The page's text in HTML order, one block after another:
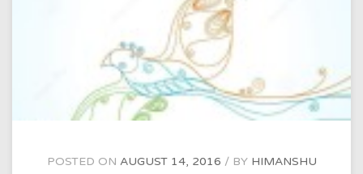
POSTED ON AUGUST 14, 2016 BY HIMANSHU